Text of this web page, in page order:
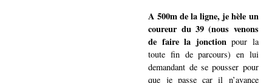
A 500m de la ligne, je hèle un
coureur du 39 (nous venons
de faire la jonctionpour la
toute fin de parcours) en lui
demandant de se pousser pour
que je passe car il n’avance